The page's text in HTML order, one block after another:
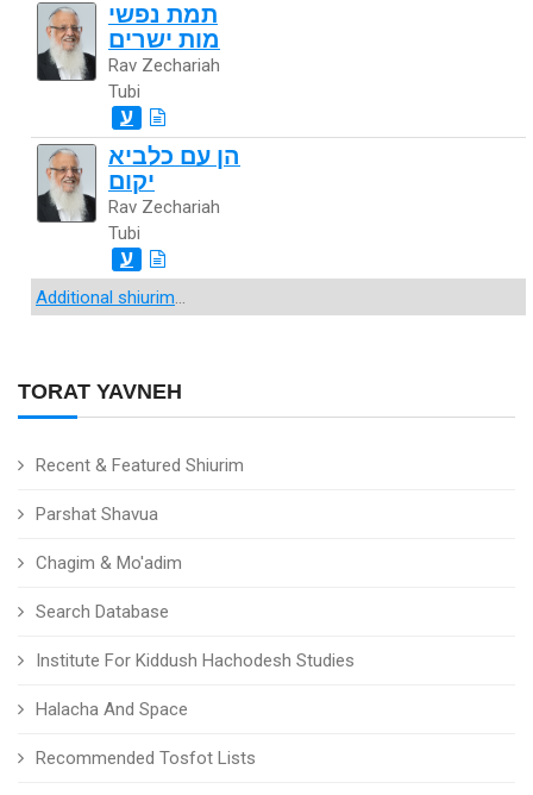
TORAT YAVNEH
Recent & Featured Shiurim
Parshat Shavua
Chagim & Mo'adim
Search Database
Institute For Kiddush Hachodesh Studies
Halacha And Space
Recommended Tosfot Lists
תמת נפשי
מות ישרים
Rav Zechariah
Tubi
ע
הן עם כלביא
יקום
Rav Zechariah
Tubi
ע
Additional shiurim...